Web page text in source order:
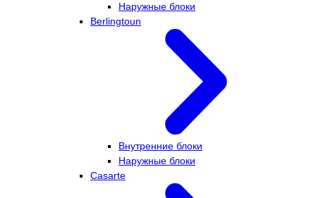
Наружные блоки
Berlingtoun
Внутренние блоки
Наружные блоки
Casarte